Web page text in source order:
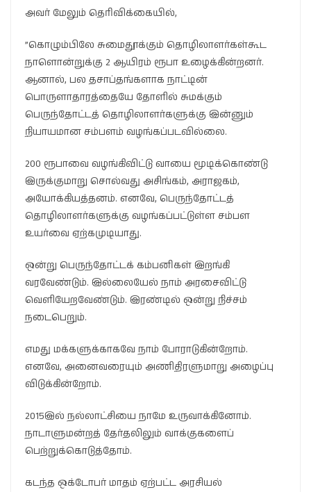
அவர் மேலும் தெரிவிக்கையில்,
”கொழும்பிலே சுமைதூக்கும் தொழிலாளர்கள்கூட
நாளொன்றுக்கு 2 ஆயிரம் ரூபா உழைக்கின்றனர்.
ஆனால், பல தசாப்தங்களாக நாட்டின்
பொருளாதாரத்தையே தோளில் சுமக்கும்
பெருந்தோட்டத் தொழிலாளர்களுக்கு இன்னும்
நியாயமான சம்பளம் வழங்கப்படவில்லை.
200 ரூபாவை வழங்கிவிட்டு வாயை மூடிக்கொண்டு
இருக்குமாறு சொல்வது அசிங்கம், அராஜகம்,
அயோக்கியத்தனம். எனவே, பெருந்தோட்டத்
தொழிலாளர்களுக்கு வழங்கப்பட்டுள்ள சம்பள
உயர்வை ஏற்கமுடியாது.
ஒன்று பெருந்தோட்டக் கம்பனிகள் இறங்கி
வரவேண்டும். இல்லையேல் நாம் அரசைவிட்டு
வெளியேறவேண்டும். இரண்டில் ஒன்று நிச்சம்
நடைபெறும்.
எமது மக்களுக்காகவே நாம் போராடுகின்றோம்.
எனவே, அனைவரையும் அணிதிரளுமாறு அழைப்பு
விடுக்கின்றோம்.
2015இல் நல்லாட்சியை நாமே உருவாக்கினோம்.
நாடாளுமன்றத் தேர்தலிலும் வாக்குகளைப்
பெற்றுக்கொடுத்தோம்.
கடந்த ஒக்டோபர் மாதம் ஏற்பட்ட அரசியல்